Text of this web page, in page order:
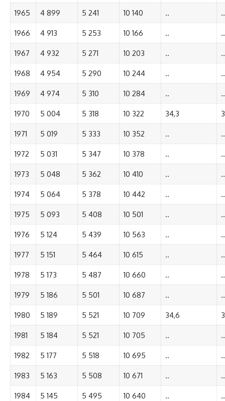
1965 4 899 5 241 10 140 .. ..
1966 4 913 5 253 10 166 .. ..
1967 4 932 5 271 10 203 .. ..
1968 4 954 5 290 10 244 .. ..
1969 4 974 5 310 10 284 .. ..
1970 5 004 5 318 10 322 34,3
1971 5 019 5 333 10 352 .. ..
1972 5 031 5 347 10 378 .. ..
1973 5 048 5 362 10 410 .. ..
1974 5 064 5 378 10 442 .. ..
1975 5 093 5 408 10 501 .. ..
1976 5 124 5 439 10 563 .. ..
1977 5 151 5 464 10 615 .. ..
1978 5 173 5 487 10 660 .. ..
1979 5 186 5 501 10 687 .. ..
1980 5 189 5 521 10 709 34,6
1981 5 184 5 521 10 705 .. ..
1982 5 177 5 518 10 695 .. ..
1983 5 163 5 508 10 671 .. ..
1984 5 145 5 495 10 640 .. ..